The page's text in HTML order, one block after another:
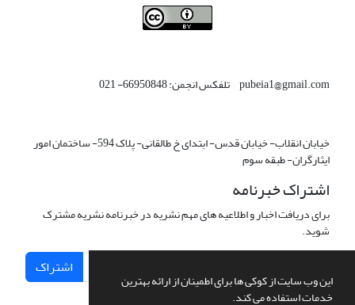
این وب سایت از کوکی ها برای اطمینان از ارائه بهترین
خدمات استفاده می کند.
pubeia1@gmail.com تلفکس انجمن: 66950848- 021
خیابان انقلاب- خیابان قدس- ابتدای خ طالقانی- پلاک 594- ساختمان امور
ایثارگران- طبقه سوم
اشتراک خبرنامه
برای دریافت اخبار و اطلاعیه های مهم نشریه در خبرنامه نشریه مشترک
شوید.
اشتراک